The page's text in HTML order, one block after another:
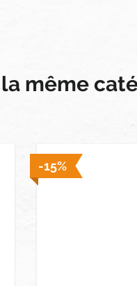
même
-15%